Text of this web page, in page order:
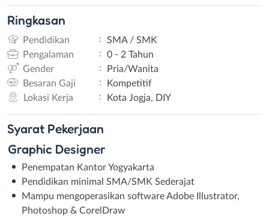
Ringkasan
Pendidikan :
SMA / SMK
Pengalaman
:
0 - 2 Tahun
Gender
:
Pria/Wanita
Besaran Gaji
:
Kompetitif
Lokasi Kerja
: Kota Jogja, DIY
Syarat Pekerjaan
Graphic Designer
Penempatan Kantor Yogyakarta
Pendidikan minimal SMA/SMK Sederajat
Mampu mengoperasikan software Adobe Illustrator,
Photoshop & CorelDraw